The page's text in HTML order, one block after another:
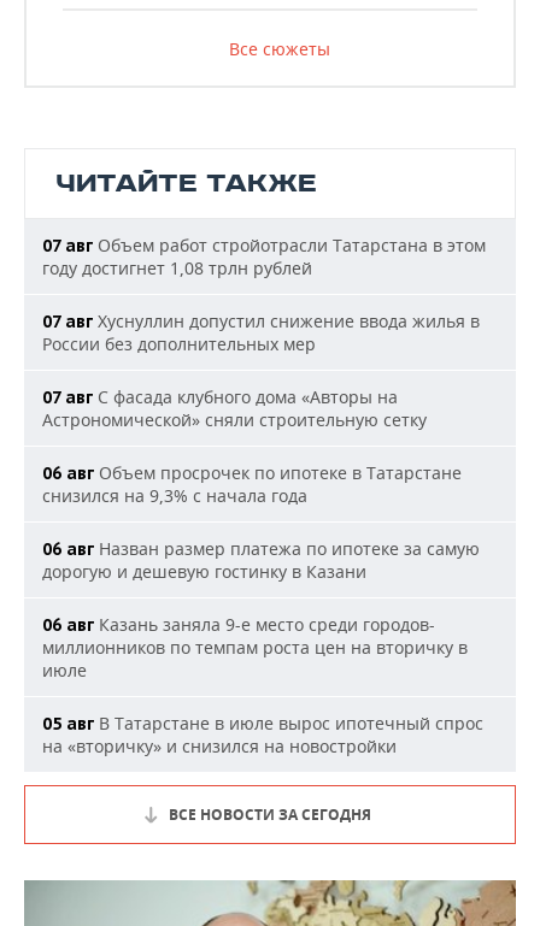
Все сюжеты
ЧИТАЙТЕ ТАКЖЕ
07 авг Объем работ стройотрасли Татарстана в этом
году достигнет 1,08 трлн рублей
07 авг Хуснуллин допустил снижение ввода жилья в
России без дополнительных мер
07 авг С фасада клубного дома «Авторы на
Астрономической» сняли строительную сетку
06 авг Объем просрочек по ипотеке в Татарстане
снизился на 9,3% с начала года
06 авг Назван размер платежа по ипотеке за самую
дорогую и дешевую гостинку в Казани
06 авг Казань заняла 9-е место среди городов-
миллионников по темпам роста цен на вторичку в
июле
05 авг В Татарстане в июле вырос ипотечный спрос
на «вторичку» и снизился на новостройки
ВСЕ НОВОСТИ ЗА СЕГОДНЯ